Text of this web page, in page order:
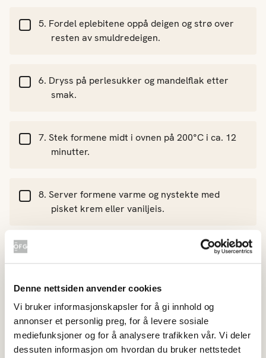
Denne nettsiden anvender cookies
Vi bruker informasjonskapsler for å gi innhold og
annonser et personlig preg, for å levere sosiale
mediefunksjoner og for å analysere trafikken vår. Vi deler
dessuten informasjon om hvordan du bruker nettstedet
Fordel eplebitene oppå deigen og strø over
resten av smuldredeigen.
Dryss på perlesukker og mandelflak etter
smak.
Stek formene midt i ovnen på 200°C i ca. 12
minutter.
Server formene varme og nystekte med
pisket krem eller vaniljeis.
Hvor godt likte du oppskriften?